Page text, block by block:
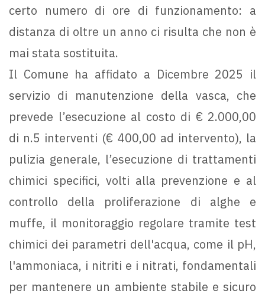
certo numero di ore di funzionamento: a
distanza di oltre un anno ci risulta che non è
mai stata sostituita.
Il Comune ha affidato a Dicembre 2025 il
servizio di manutenzione della vasca, che
prevede l’esecuzione al costo di € 2.000,00
di n.5 interventi (€ 400,00 ad intervento), la
pulizia generale, l’esecuzione di trattamenti
chimici specifici, volti alla prevenzione e al
controllo della proliferazione di alghe e
muffe, il monitoraggio regolare tramite test
chimici dei parametri dell'acqua, come il pH,
l'ammoniaca, i nitriti e i nitrati, fondamentali
per mantenere un ambiente stabile e sicuro